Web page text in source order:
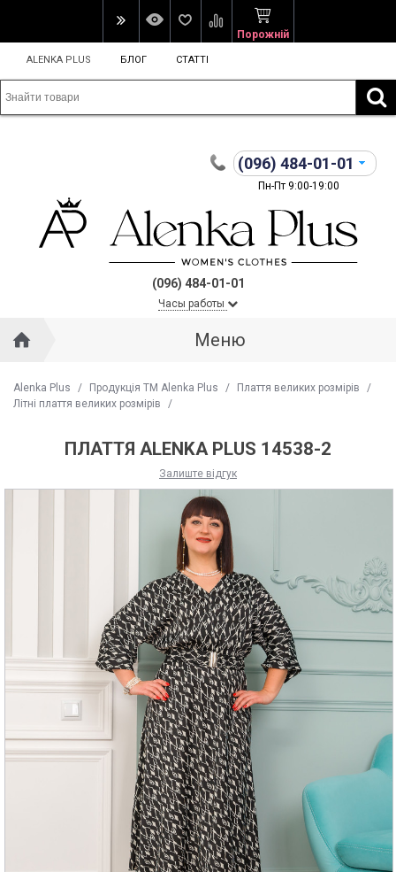
Порожній
ALENKA PLUS БЛОГ СТАТТІ
(096) 484-01-01
Пн-Пт 9:00-19:00
(096) 484-01-01
Часы работы
Меню
Alenka Plus / Продукція ТМ Alenka Plus / Плаття великих розмірів
/
Літні плаття великих розмірів
/
ПЛАТТЯ ALENKA PLUS 14538-2
Залиште відгук